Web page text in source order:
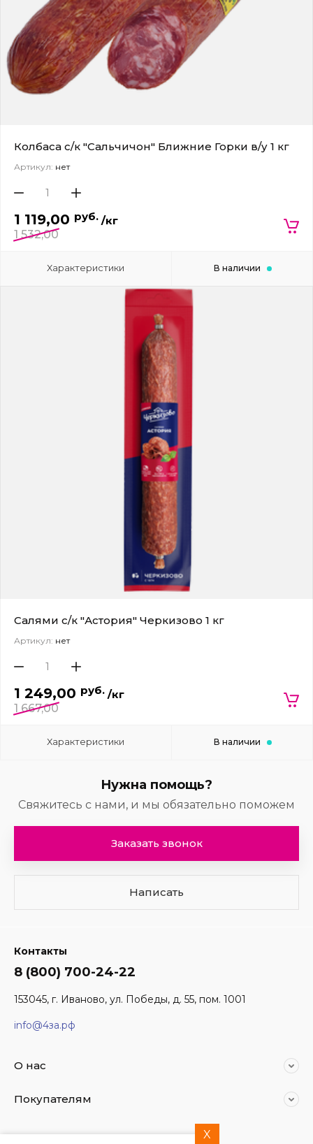
Колбаса с/к "Сальчичон" Ближние Горки в/у 1 кг
Артикул: нет
1 119,00 руб. /кг
1 532,00
Характеристики В наличии
Салями с/к "Астория" Черкизово 1 кг
Артикул: нет
1 249,00 руб. /кг
1 667,00
Характеристики В наличии
Нужна помощь?
Свяжитесь с нами, и мы обязательно поможем
Заказать звонок
Написать
Контакты
8 (800) 700-24-22
153045, г. Иваново, ул. Победы, д. 55, пом. 1001
info@4за.рф
О нас
Покупателям
X